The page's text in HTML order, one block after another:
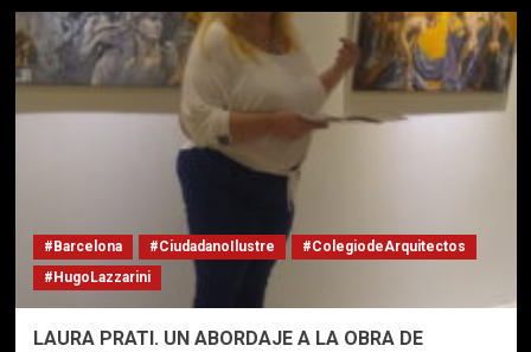
HUGO
LAZZARINI.LA
NOCHE
DE
#Barcelona #CiudadanoIlustre
#ColegiodeArquitectos
#HugoLazzarini
LAURA PRATI. UN ABORDAJE A LA OBRA DE